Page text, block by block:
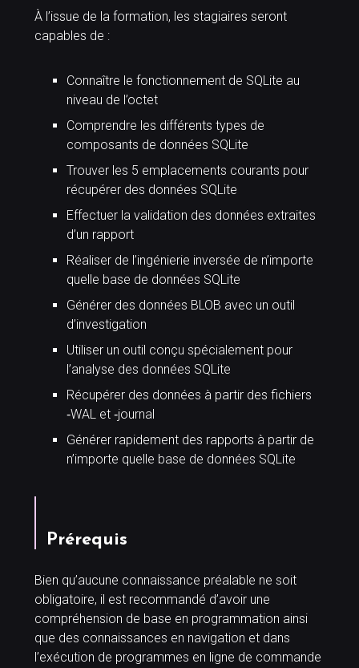
À l’issue de la formation, les stagiaires seront
capables de :
Connaître le fonctionnement de SQLite au
niveau de l’octet
Comprendre les différents types de
composants de données SQLite
Trouver les 5 emplacements courants pour
récupérer des données SQLite
Effectuer la validation des données extraites
d’un rapport
Réaliser de l’ingénierie inversée de n’importe
quelle base de données SQLite
Générer des données BLOB avec un outil
d’investigation
Utiliser un outil conçu spécialement pour
l’analyse des données SQLite
Récupérer des données à partir des fichiers
‐WAL et ‐journal
Générer rapidement des rapports à partir de
n’importe quelle base de données SQLite
Prérequis
Bien qu’aucune connaissance préalable ne soit
obligatoire, il est recommandé d’avoir une
compréhension de base en programmation ainsi
que des connaissances en navigation et dans
l’exécution de programmes en ligne de commande